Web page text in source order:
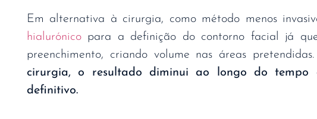
Em alternativa à cirurgia, como método menos
hialurónico para a definição do contorno facial já
preenchimento, criando volume nas áreas pretendidas.
cirurgia, o resultado diminui ao longo do
definitivo.